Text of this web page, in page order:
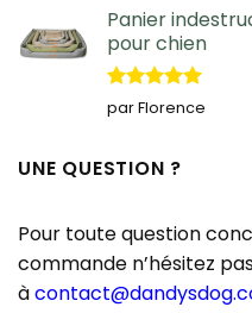
Panier
pour chien
Note5sur
5
par Florence
UNE QUESTION ?
Pour toute question
commande n’hésitez
à